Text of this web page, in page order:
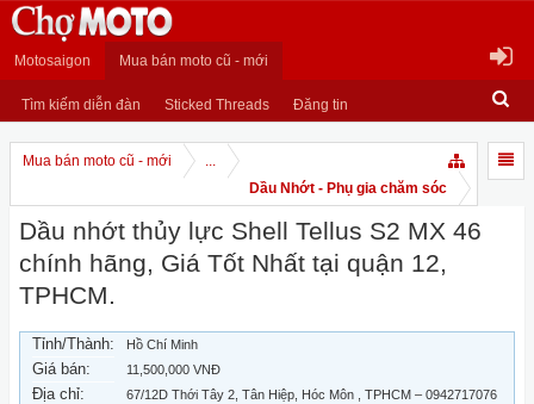
Motosaigon Mua bán moto cũ - mới
Tìm kiếm diễn đàn Sticked Threads Đăng tin
Mua bán moto cũ - mới
...
Dầu Nhớt - Phụ gia chăm sóc
Dầu nhớt thủy lực Shell Tellus S2 MX 46
chính hãng, Giá Tốt Nhất tại quận 12,
TPHCM.
Tỉnh/Thành: Hồ Chí Minh
Giá bán: 11,500,000 VNĐ
Địa chỉ: 67/12D Thới Tây 2, Tân Hiệp, Hóc Môn , TPHCM – 0942717076